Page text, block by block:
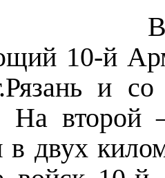
10-й
и
На второй
в двух